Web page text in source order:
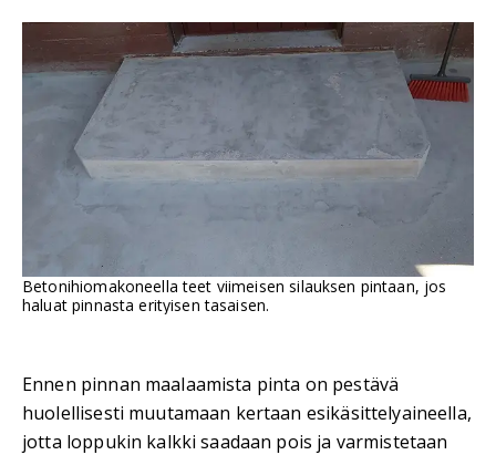
Betonihiomakoneella teet viimeisen silauksen pintaan, jos
haluat pinnasta erityisen tasaisen.
Ennen pinnan maalaamista pinta on pestävä
huolellisesti muutamaan kertaan esikäsittelyaineella,
jotta loppukin kalkki saadaan pois ja varmistetaan